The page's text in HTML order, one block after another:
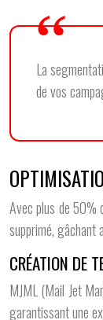
La
de vos
Avec plus de 50%
supprimé, gâchant
CRÉATION DE
MJML (Mail Jet
garantissant une